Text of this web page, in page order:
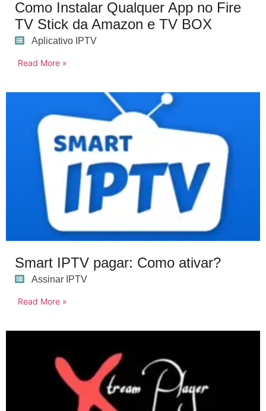
Como Instalar Qualquer App no Fire
TV Stick da Amazon e TV BOX
Aplicativo IPTV
Read More »
Smart IPTV pagar: Como ativar?
Assinar IPTV
Read More »